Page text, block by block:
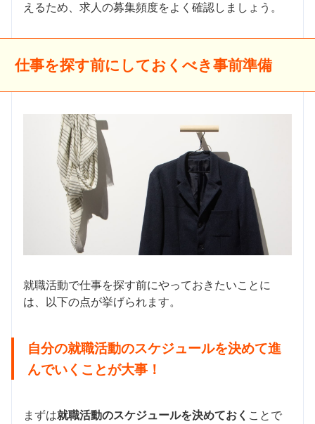
えるため、求人の募集頻度をよく確認しましょう。
仕事を探す前にしておくべき事前準備
就職活動で仕事を探す前にやっておきたいことに
は、以下の点が挙げられます。
自分の就職活動のスケジュールを決めて進
んでいくことが大事！
まずは就職活動のスケジュールを決めておく ことで